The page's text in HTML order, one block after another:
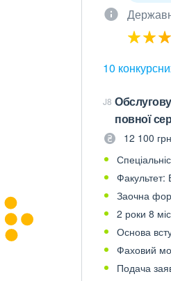
10
J8
повної
12 100
Факультет:
Заочна
2 роки 8
Основа
Фаховий
Подача